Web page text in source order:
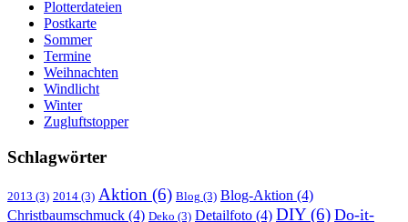
Plotterdateien
Postkarte
Sommer
Termine
Weihnachten
Windlicht
Winter
Zugluftstopper
Schlagwörter
2013 (3) 2014 (3) Aktion (6) Blog (3) Blog-Aktion (4)
Christbaumschmuck (4) Deko (3) Detailfoto (4) DIY(6) Do-it-